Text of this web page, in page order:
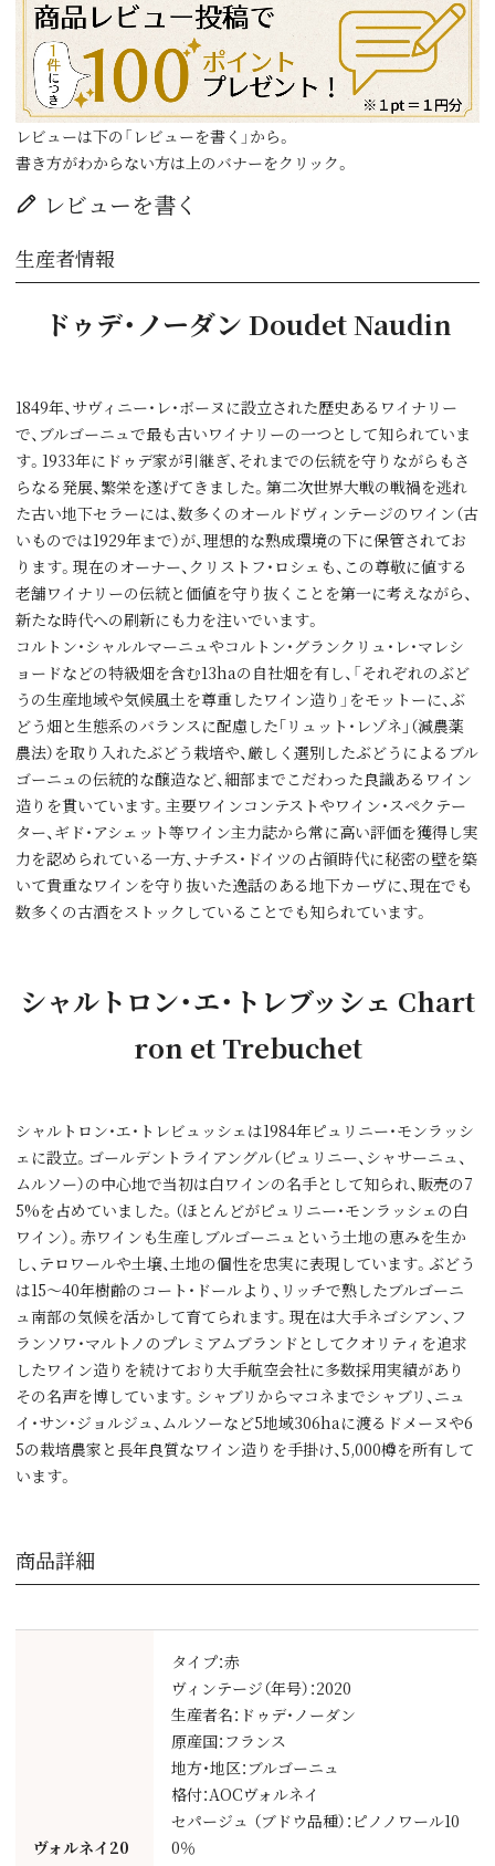
レビューは下の「レビューを書く」から。
書き方がわからない方は上のバナーをクリック。
レビューを書く
生産者情報
ドゥデ・ノーダン Doudet Naudin
1849年、サヴィニー・レ・ボーヌに設立された歴史あるワイナリー
で、ブルゴーニュで最も古いワイナリーの一つとして知られていま
す。1933年にドゥデ家が引継ぎ、それまでの伝統を守りながらもさ
らなる発展、繁栄を遂げてきました。第二次世界大戦の戦禍を逃れ
た古い地下セラーには、数多くのオールドヴィンテージのワイン（古
いものでは1929年まで）が、理想的な熟成環境の下に保管されてお
ります。現在のオーナー、クリストフ・ロシェも、この尊敬に値する
老舗ワイナリーの伝統と価値を守り抜くことを第一に考えながら、
新たな時代への刷新にも力を注いでいます。
コルトン・シャルルマーニュやコルトン・グランクリュ・レ・マレシ
ョードなどの特級畑を含む13haの自社畑を有し、「それぞれのぶど
うの生産地域や気候風土を尊重したワイン造り」をモットーに、ぶ
どう畑と生態系のバランスに配慮した｢リュット・レゾネ｣（減農薬
農法）を取り入れたぶどう栽培や、厳しく選別したぶどうによるブル
ゴーニュの伝統的な醸造など、細部までこだわった良識あるワイン
造りを貫いています。主要ワインコンテストやワイン・スペクテー
ター、ギド・アシェット等ワイン主力誌から常に高い評価を獲得し実
力を認められている一方、ナチス・ドイツの占領時代に秘密の壁を築
いて貴重なワインを守り抜いた逸話のある地下カーヴに、現在でも
数多くの古酒をストックしていることでも知られています。
シャルトロン・エ・トレブッシェ Chart
ron et Trebuchet
シャルトロン・エ・トレビュッシェは1984年ピュリニー・モンラッシ
ェに設立。ゴールデントライアングル（ピュリニー、シャサーニュ、
ムルソー）の中心地で当初は白ワインの名手として知られ、販売の7
5%を占めていました。（ほとんどがピュリニー・モンラッシェの白
ワイン）。赤ワインも生産しブルゴーニュという土地の恵みを生か
し、テロワールや土壌、土地の個性を忠実に表現しています。ぶどう
は15～40年樹齢のコート・ドールより、リッチで熟したブルゴーニ
ュ南部の気候を活かして育てられます。現在は大手ネゴシアン、フ
ランソワ・マルトノのプレミアムブランドとしてクオリティを追求
したワイン造りを続けており大手航空会社に多数採用実績があり
その名声を博しています。シャブリからマコネまでシャブリ、ニュ
イ・サン・ジョルジュ、ムルソーなど5地域306haに渡るドメーヌや6
5の栽培農家と長年良質なワイン造りを手掛け、5,000樽を所有して
います。
商品詳細
ヴォルネイ20
タイプ：赤
ヴィンテージ（年号）：2020
生産者名：ドゥデ・ノーダン
原産国：フランス
地方・地区：ブルゴーニュ
格付：AOCヴォルネイ
セパージュ （ブドウ品種）：ピノノワール10
0％